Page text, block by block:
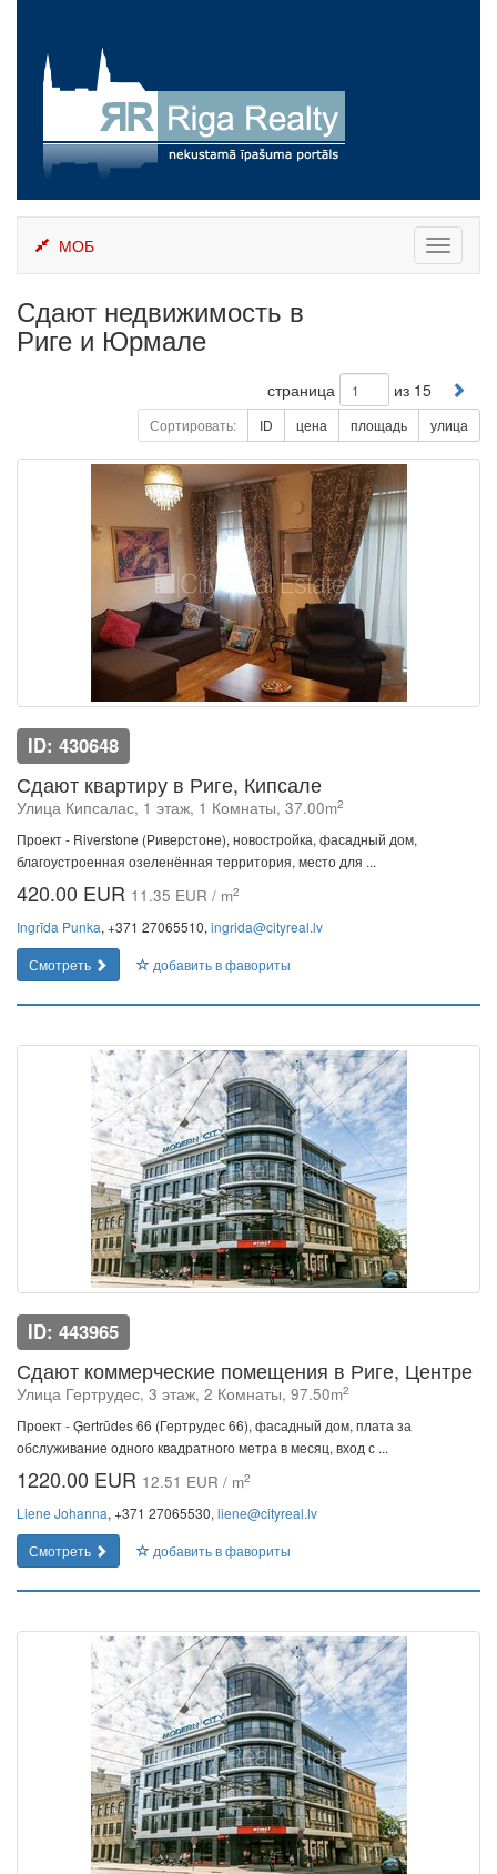
content
Toggle
МОБ
Сдают недвижимость в
Риге и Юрмале
страница из 15
Сортировать: ID цена площадь улица
ID: 430648
Сдают квартиру в Риге, Кипсале
Улица Кипсалас, 1 этаж, 1 Комнаты, 37.00m2
Проект - Riverstone (Риверстоне), новостройка, фасадный дом,
благоустроенная озеленённая территория, место для ...
420.00 EUR 11.35 EUR / m2
Ingrīda Punka, +371 27065510, ingrida@cityreal.lv
Смотреть
добавить в фавориты
ID: 443965
Сдают коммерческие помещения в Риге, Центре
Улица Гертрудес, 3 этаж, 2 Комнаты, 97.50m2
Проект - Ģertrūdes 66 (Гертрудес 66), фасадный дом, плата за
обслуживание одного квадратного метра в месяц, вход с ...
1220.00 EUR 12.51 EUR / m2
Liene Johanna, +371 27065530, liene@cityreal.lv
Смотреть
добавить в фавориты